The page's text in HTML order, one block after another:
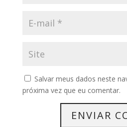
Salvar meus dados neste
próxima vez que eu comentar.